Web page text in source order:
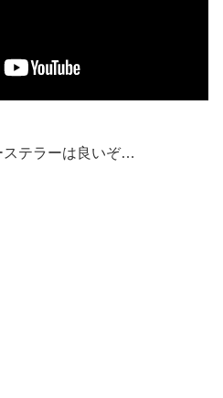
ステラーは良いぞ…